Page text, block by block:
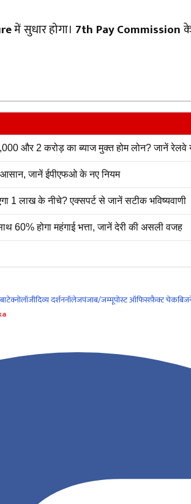
में सुधार होगा। 7th Pay Commission
और 2 करोड़ का ब्याज मुक्त होम लोन? जानें रेलवे
जानें ईपीएफओ के नए नियम
1 लाख के नीचे? एक्सपर्ट से जानें सटीक भविष्यवाणी
60% होगा महंगाई भत्ता, जानें देरी की असली वजह
टेक्नोलॉजीदिव्य दर्शननॉलेजपंजाब/जम्मूपोस्ट ऑफिसफ़ैक्ट चेक